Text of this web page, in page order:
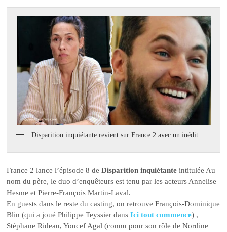
Disparition inquiétante revient sur France 2 avec un inédit
France 2 lance l’épisode 8 deDisparition inquiétante intitulée Au
nom du père, le duo d’enquêteurs est tenu par les acteurs Annelise
Hesme et Pierre-François Martin-Laval.
En guests dans le reste du casting, on retrouve François-Dominique
Blin (qui a joué Philippe Teyssier dansIci tout commence) ,
Stéphane Rideau, Youcef Agal (connu pour son rôle de Nordine